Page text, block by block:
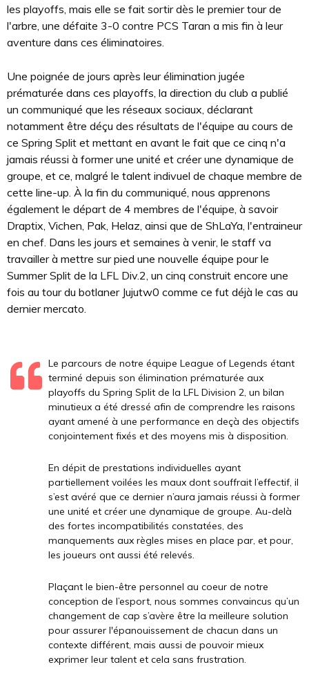
les playoffs, mais elle se fait sortir dès le premier tour de
l'arbre, une défaite 3-0 contre PCS Taran a mis fin à leur
aventure dans ces éliminatoires.
Une poignée de jours après leur élimination jugée
prématurée dans ces playoffs, la direction du club a publié
un communiqué que les réseaux sociaux, déclarant
notamment être déçu des résultats de l'équipe au cours de
ce Spring Split et mettant en avant le fait que ce cinq n'a
jamais réussi à former une unité et créer une dynamique de
groupe, et ce, malgré le talent indivuel de chaque membre de
cette line-up. À la fin du communiqué, nous apprenons
également le départ de 4 membres de l'équipe, à savoir
Draptix, Vichen, Pak, Helaz, ainsi que de ShLaYa, l'entraineur
en chef. Dans les jours et semaines à venir, le staff va
travailler à mettre sur pied une nouvelle équipe pour le
Summer Split de la LFL Div.2, un cinq construit encore une
fois au tour du botlaner Jujutw0 comme ce fut déjà le cas au
dernier mercato.
Le parcours de notre équipe League of Legends étant
terminé depuis son élimination prématurée aux
playoffs du Spring Split de la LFL Division 2, un bilan
minutieux a été dressé afin de comprendre les raisons
ayant amené à une performance en deçà des objectifs
conjointement fixés et des moyens mis à disposition.
En dépit de prestations individuelles ayant
partiellement voilées les maux dont souffrait l’effectif, il
s’est avéré que ce dernier n’aura jamais réussi à former
une unité et créer une dynamique de groupe. Au-delà
des fortes incompatibilités constatées, des
manquements aux règles mises en place par, et pour,
les joueurs ont aussi été relevés.
Plaçant le bien-être personnel au coeur de notre
conception de l’esport, nous sommes convaincus qu’un
changement de cap s’avère être la meilleure solution
pour assurer l'épanouissement de chacun dans un
contexte différent, mais aussi de pouvoir mieux
exprimer leur talent et cela sans frustration.